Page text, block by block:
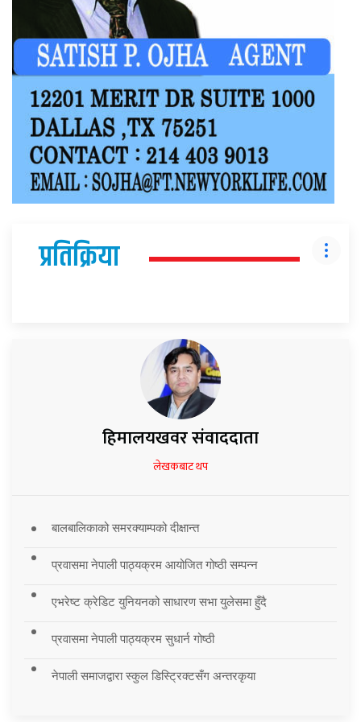
प्रतिक्रिया
हिमालयखवर संवाददाता
लेखकबाट थप
बालबालिकाको समरक्याम्पको दीक्षान्त
प्रवासमा नेपाली पाठ्यक्रम आयोजित गोष्ठी सम्पन्न
एभरेष्ट क्रेडिट युनियनको साधारण सभा युलेसमा हुँदै
प्रवासमा नेपाली पाठ्यक्रम सुधार्न गोष्ठी
नेपाली समाजद्वारा स्कुल डिस्ट्रिक्टसँग अन्तरकृया